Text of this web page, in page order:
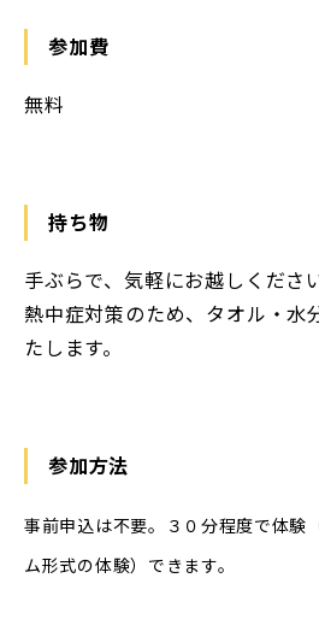
参加費
無料
持ち物
手ぶらで、気軽にお越しくださ
熱中症対策のため、タオル・水
たします。
参加方法
事前申込は不要。３０分程度で体験
ム形式の体験）できます。